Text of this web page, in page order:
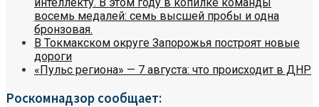
восемь медалей: семь высшей пробы и одна
бронзовая.
В Токмакском округе Запорожья построят новые
дороги
«Пульс региона» — 7 августа: что происходит в ДНР
Роскомнадзор сообщает: